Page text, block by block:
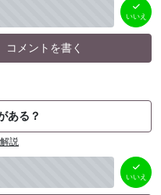
いいえ
（ 0件）
いいえ
コメントを書く
ある？
説
いいえ
（ 0件）
いいえ